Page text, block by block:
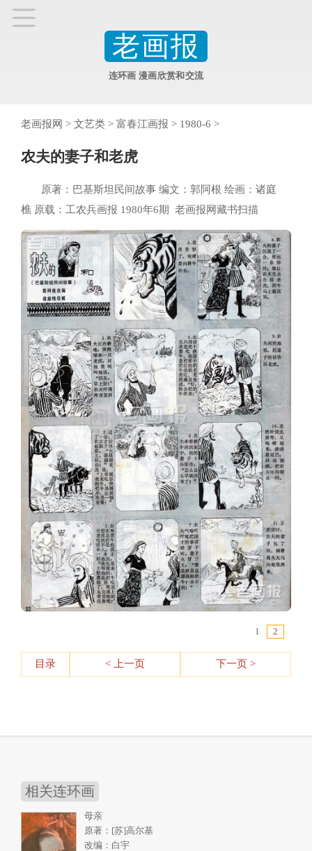
老画报
连环画 漫画欣赏和交流
老画报网 > 文艺类 > 富春江画报 > 1980-6 >
农夫的妻子和老虎
原著：巴基斯坦民间故事 编文：郭阿根 绘画：诸庭
樵 原载：工农兵画报 1980年6期 老画报网藏书扫描
1 2
目录 < 上一页 下一页 >
相关连环画
母亲
原著：[苏]高尔基
改编：白宇